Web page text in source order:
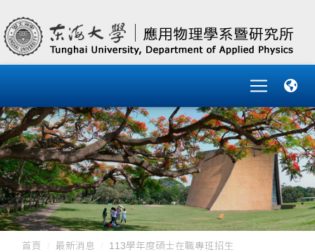
首頁 最新消息 113學年度碩士在職專班招生